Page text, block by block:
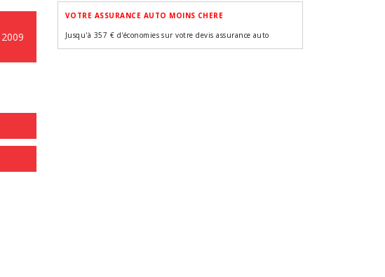
2009
VOTRE ASSURANCE AUTO MOINS CHERE
Jusqu'à 357 € d'économies sur votre devis assurance auto